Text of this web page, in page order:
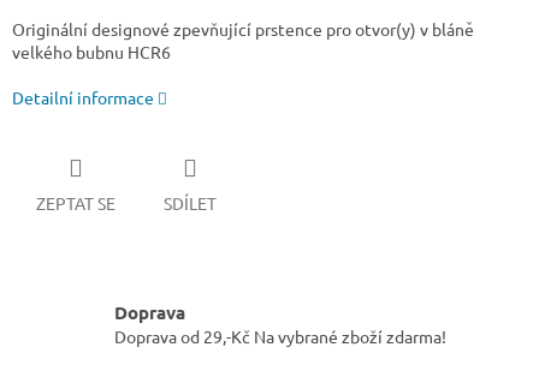
Originální designové zpevňující prstence pro otvor(y) v bláně
velkého bubnu HCR6
Detailní informace
ZEPTAT SE SDÍLET
Doprava
Doprava od 29,-Kč Na vybrané zboží zdarma!